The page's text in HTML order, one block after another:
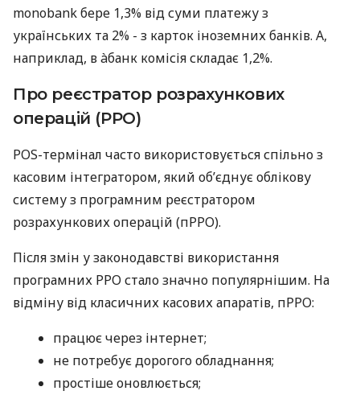
monobank бере 1,3% від суми платежу з
українських та 2% - з карток іноземних банків. А,
наприклад, в àбанк комісія складає 1,2%.
Про реєстратор розрахункових
операцій (РРО)
POS-термінал часто використовується спільно з
касовим інтегратором, який об’єднує облікову
систему з програмним реєстратором
розрахункових операцій (пРРО).
Після змін у законодавстві використання
програмних РРО стало значно популярнішим. На
відміну від класичних касових апаратів, пРРО:
працює через інтернет;
не потребує дорогого обладнання;
простіше оновлюється;